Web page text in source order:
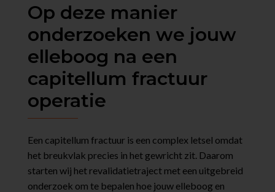
Op deze manier
onderzoeken we jouw
elleboog na een
capitellum fractuur
operatie
Een capitellum fractuur is een complex letsel omdat
het breukvlak precies in het gewricht zit. Daarom
starten wij het revalidatietraject met een uitgebreid
onderzoek om te bepalen hoe jouw elleboog en